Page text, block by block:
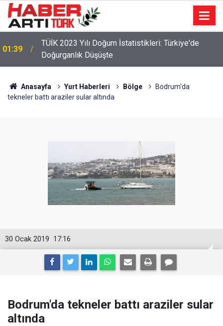
01:39
TÜİK 2023 Yılı Doğum İstatistikleri: Türkiye'de
Doğurganlık Düşüşte
22:47 16 Maddelik Maden Kanunu Teklif Kabul Edildi
Anasayfa Yurt Haberleri Bölge
Bodrum'da
tekneler battı araziler sular altında
17:16
30 Ocak 2019
Bodrum'da tekneler battı araziler sular
altında